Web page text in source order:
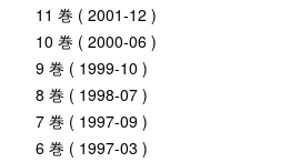
11 巻 ( 2001-12 )
10 巻 ( 2000-06 )
9 巻 ( 1999-10 )
8 巻 ( 1998-07 )
7 巻 ( 1997-09 )
6 巻 ( 1997-03 )